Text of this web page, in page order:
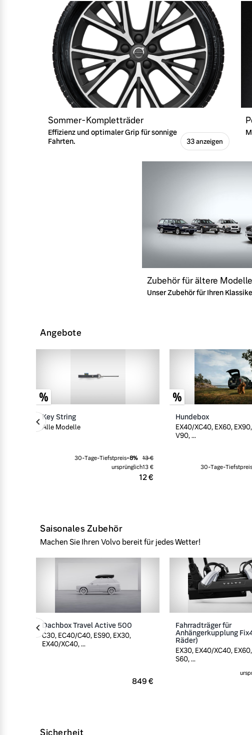
Sommer-Kompletträder
Effizienz und optimaler Grip für sonnige
Fahrten.
33 anzeigen
Zubehör für ältere Modelle
Unser Zubehör für Ihren
Angebote
Key String
Alle Modelle
12 €
30-Tage-Tiefstpreis-8%
13 €
ursprünglich13 €
Hundebox
EX40/XC40, EX60,
V90, ...
30-Tage-Tiefstpreis
Saisonales Zubehör
Machen Sie Ihren Volvo bereit für jedes Wetter!
Dachbox Travel Active 500
C30, EC40/C40, ES90, EX30,
EX40/XC40, ...
849 €
Fahrradträger für
Anhängerkupplung
Räder)
EX30, EX40/XC40,
S60, ...
Sicherheit